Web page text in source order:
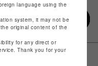
language using the
system, it may not be
original content of the
for any direct or
Thank you for your